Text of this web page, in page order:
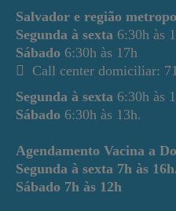
Salvador e região
Segunda à sexta 6:30h às
Sábado 6:30h às 17h
Call center domiciliar:
Segunda à sexta 6:30h às
Sábado 6:30h às 13h.
Agendamento Vacina a
Segunda à sexta 7h às
Sábado 7h às 12h